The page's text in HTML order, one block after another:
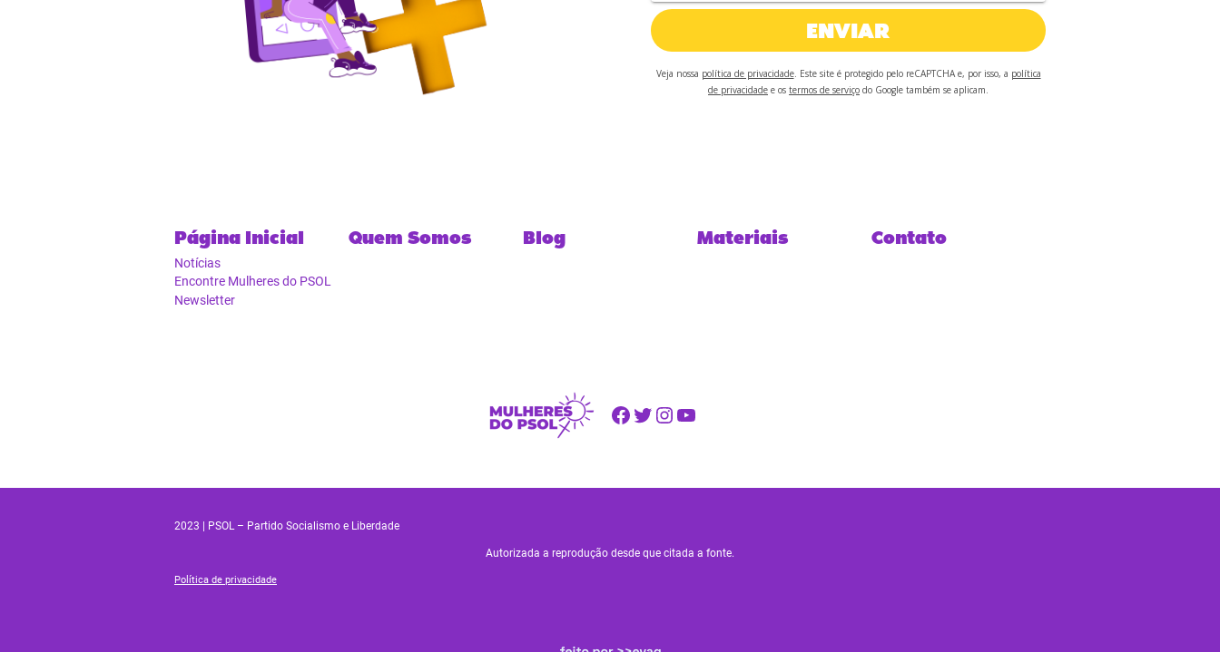
ENVIAR
Veja nossa política de privacidade. Este site é protegido pelo reCAPTCHA e, por isso, a política
de privacidade e os termos de serviço do Google também se aplicam.
Página Inicial
Notícias
Encontre Mulheres do PSOL
Newsletter
Quem Somos Blog Materiais Contato
Facebook Twitter Instagram Youtube
2023 | PSOL – Partido Socialismo e Liberdade
Autorizada a reprodução desde que citada a fonte.
Política de privacidade